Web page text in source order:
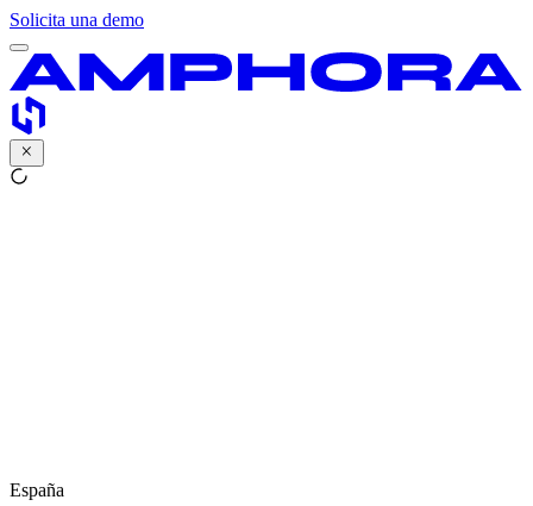
Solicita una demo
España